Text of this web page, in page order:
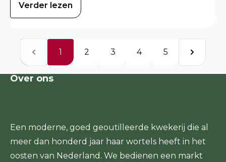
Verder lezen
1 2 3 4 5
Over ons
Een moderne, goed geoutilleerde kwekerij die al
meer dan honderd jaar haar wortels heeft in het
oosten van Nederland. We bedienen een markt